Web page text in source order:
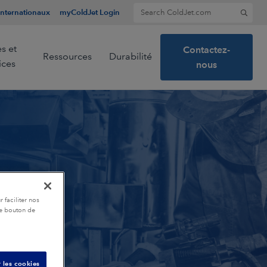
myColdJet Login Search for:
et
Ressources Durabilité
Contactez-
nous
faciliter nos
bouton de
les cookies